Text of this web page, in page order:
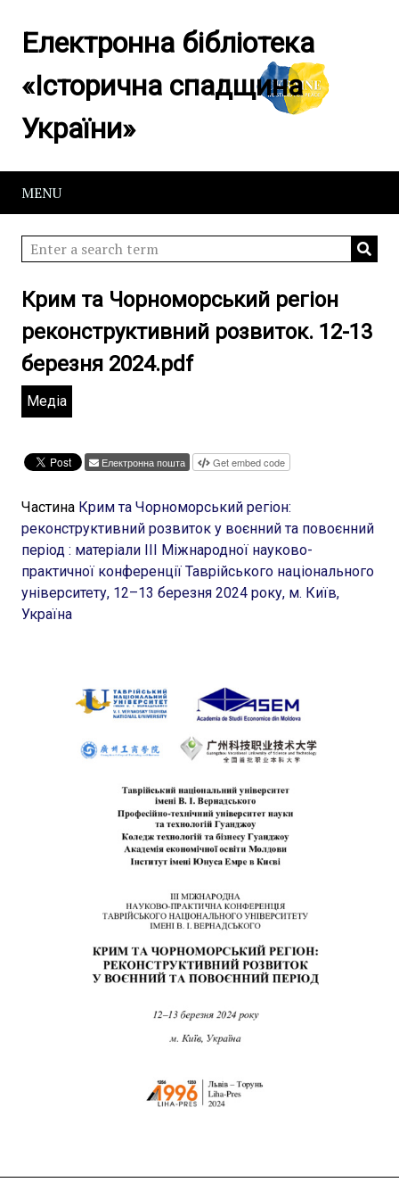
Електронна бібліотека
«Історична спадщина
України»
MENU
Крим та Чорноморський регіон
реконструктивний розвиток. 12-13
березня 2024.pdf
Медіа
Електронна пошта Get embed code
Частина Крим та Чорноморський регіон:
реконструктивний розвиток у воєнний та повоєнний
період : матеріали ІІІ Міжнародної науково-
практичної конференції Таврійського національного
університету, 12–13 березня 2024 року, м. Київ,
Україна